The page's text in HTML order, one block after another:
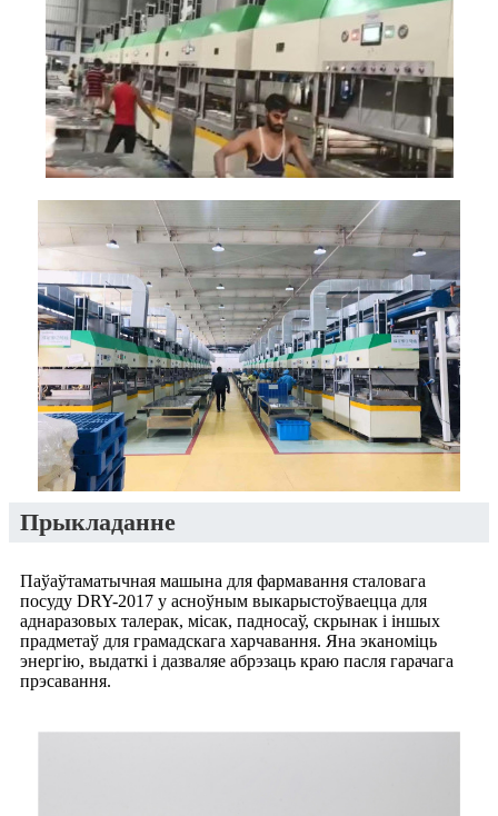
Прыкладанне
Паўаўтаматычная машына для фармавання сталовага
посуду DRY-2017 у асноўным выкарыстоўваецца для
аднаразовых талерак, місак, падносаў, скрынак і іншых
прадметаў для грамадскага харчавання. Яна эканоміць
энергію, выдаткі і дазваляе абрэзаць краю пасля гарачага
прэсавання.